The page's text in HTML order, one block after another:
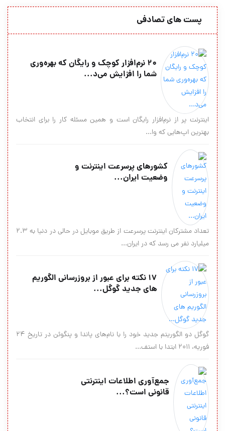
پست های تصادفی
20 نرم‌افزار کوچک و رایگان که بهره‌وری
شما را افزایش می‌د...
اینترنت پر از نرم‌افزار رایگان است و همین مسئله کار را برای انتخاب
بهترین اپ‌هایی که وا...
کشورهای پرسرعت اینترنت و
وضعیت ایران...
تعداد مشترکان اینترنت پرسرعت از طریق موبایل در حالی در دنیا به ۲.۳
میلیارد نفر می رسد که در ایران...
۱۷ نکته برای عبور از بروزرسانی الگوریم
های جدید گوگل...
گوگل دو الگوریتم جدید خود را با نام‌های پاندا و پنگوئن در تاریخ ۲۴
فوریه، ۲۰۱۱ ابتدا با استف...
جمع‌آوری اطلاعات اینترنتی
قانونی است؟...